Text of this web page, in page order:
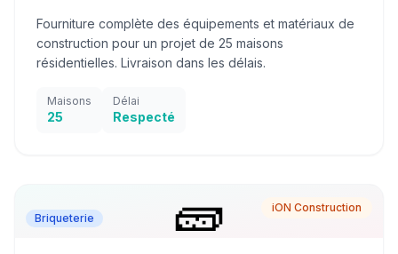
Fourniture complète des équipements et matériaux de
construction pour un projet de 25 maisons
résidentielles. Livraison dans les délais.
Maisons
25
Délai
Respecté
🧱
iON Construction
Briqueterie